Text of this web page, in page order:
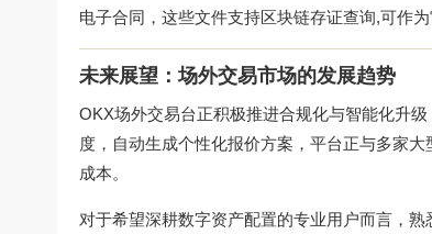
电子合同，这些文件支持区块链存证查询,可作
未来展望：场外交易市场的发展趋势
OKX场外交易台正积极推进合规化与智能化升
度，自动生成个性化报价方案，平台正与多家
成本。
对于希望深耕数字资产配置的专业用户而言，